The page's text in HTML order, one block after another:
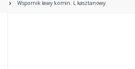
Wspornik ławy komin. L kasztanowy